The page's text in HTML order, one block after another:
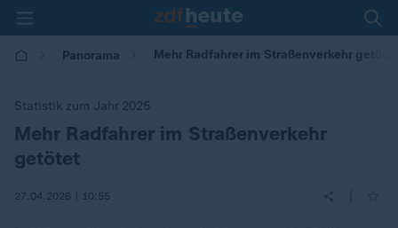
Panorama Mehr Radfahrer im Straßenverkehr
Statistik zum Jahr 2025
:Mehr Radfahrer im Straßenverkehr
getötet
27.04.2026 | 10:55